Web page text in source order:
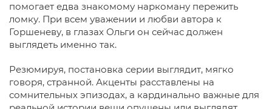
помогает едва знакомому наркоману пережить
ломку. При всем уважении и любви автора к
Горшеневу, в глазах Ольги он сейчас должен
выглядеть именно так.
Резюмируя, постановка серии выглядит, мягко
говоря, странной. Акценты расставлены на
сомнительных эпизодах, а кардинально важные для